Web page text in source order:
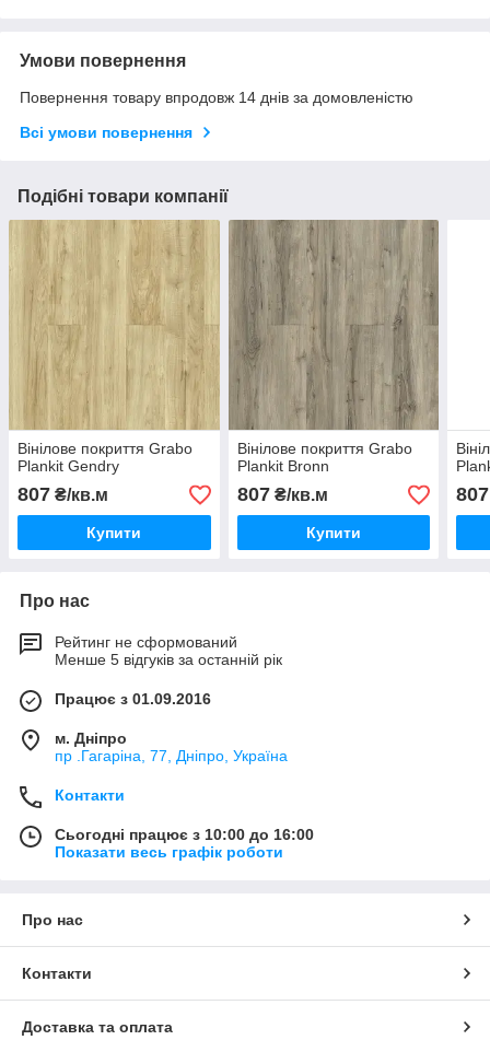
Умови повернення
Повернення товару впродовж 14 днів за домовленістю
Всі умови повернення
Подібні товари компанії
Вінілове покриття Grabo
Plankit Gendry
807 ₴/кв.м
Купити
Вінілове покриття Grabo
Plankit Bronn
807₴/кв.м
Купити
807
Про нас
Рейтинг не сформований
Менше 5 відгуків за останній рік
Працює з 01.09.2016
м. Дніпро
пр .Гагаріна, 77, Дніпро, Україна
Контакти
Сьогодні працює з 10:00 до 16:00
Показати весь графік роботи
Про нас
Контакти
Доставка та оплата